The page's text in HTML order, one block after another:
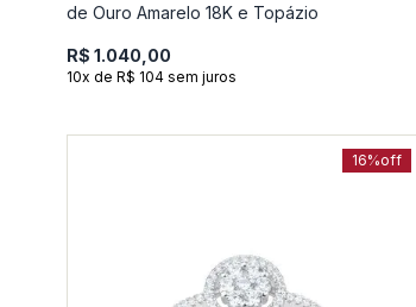
de Ouro Amarelo 18K e Topázio
R$ 1.040,00
10x de R$ 104 sem juros
16%off